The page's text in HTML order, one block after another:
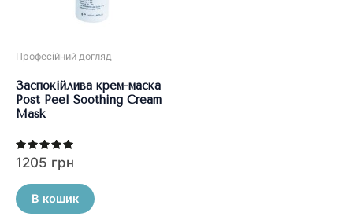
Професійний догляд
Заспокійлива крем-маска
Post Peel Soothing Cream
Mask
Оцінено в
5.00
1205 грн
В кошик